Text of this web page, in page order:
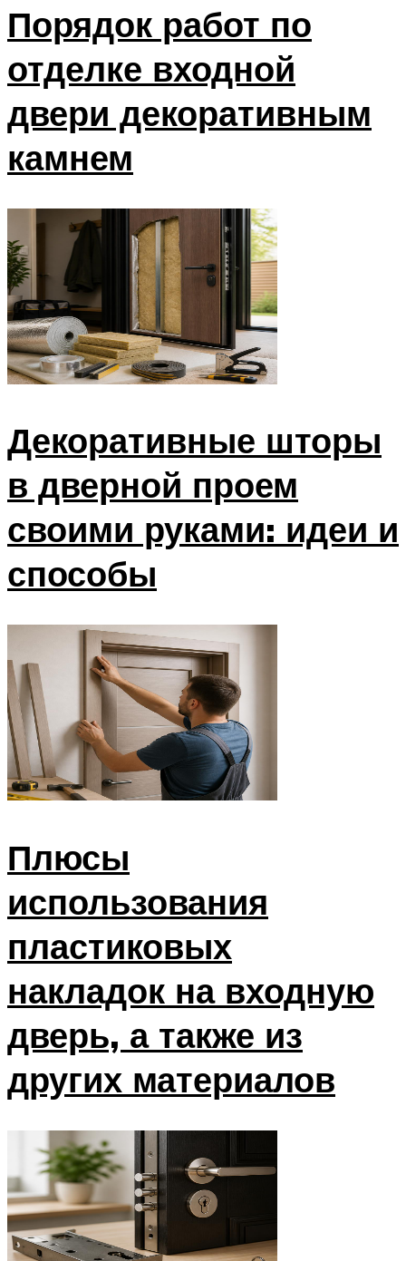
Порядок работ по
отделке входной
двери декоративным
камнем
Декоративные шторы
в дверной проем
своими руками: идеи и
способы
Плюсы
использования
пластиковых
накладок на входную
дверь, а также из
других материалов